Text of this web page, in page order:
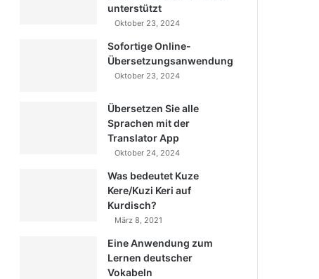
unterstützt
Oktober 23, 2024
Sofortige Online-
Übersetzungsanwendung
Oktober 23, 2024
Übersetzen Sie alle
Sprachen mit der
Translator App
Oktober 24, 2024
Was bedeutet Kuze
Kere/Kuzi Keri auf
Kurdisch?
März 8, 2021
Eine Anwendung zum
Lernen deutscher
Vokabeln